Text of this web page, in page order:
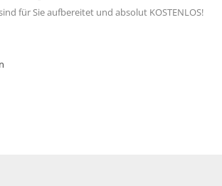
für Sie aufbereitet und absolut KOSTENLOS!